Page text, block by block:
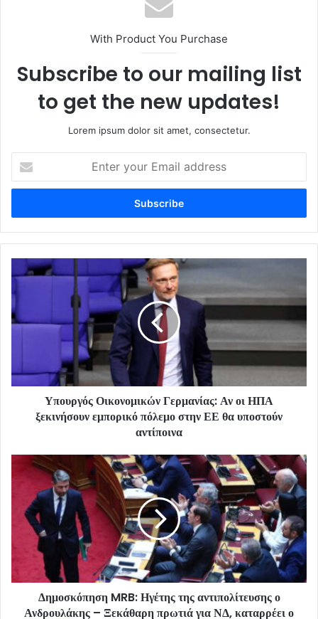
With Product You Purchase
Subscribe to our mailing list
to get the new updates!
Lorem ipsum dolor sit amet, consectetur.
your
Email
Υπουργός Οικονομικών Γερμανίας: Αν οι ΗΠΑ
ξεκινήσουν εμπορικό πόλεμο στην ΕΕ θα υποστούν
αντίποινα
Δημοσκόπηση MRB: Ηγέτης της αντιπολίτευσης ο
Ανδρουλάκης – Ξεκάθαρη πρωτιά για ΝΔ, καταρρέει ο